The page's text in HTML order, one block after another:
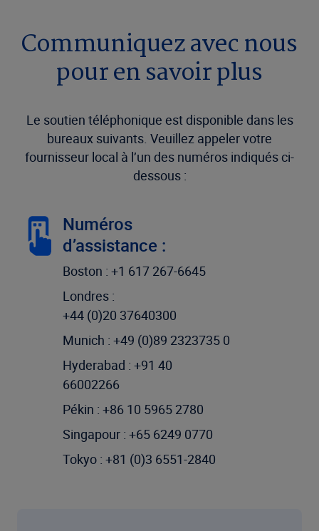
Communiquez avec nous
pour en savoir plus
Le soutien téléphonique est disponible dans les
bureaux suivants. Veuillez appeler votre
fournisseur local à l’un des numéros indiqués ci-
dessous :
Numéros
d’assistance :
Boston : +1 617 267-6645
Londres :
+44 (0)20 37640300
Munich : +49 (0)89 2323735 0
Hyderabad : +91 40
66002266
Pékin : +86 10 5965 2780
Singapour : +65 6249 0770
Tokyo : +81 (0)3 6551-2840